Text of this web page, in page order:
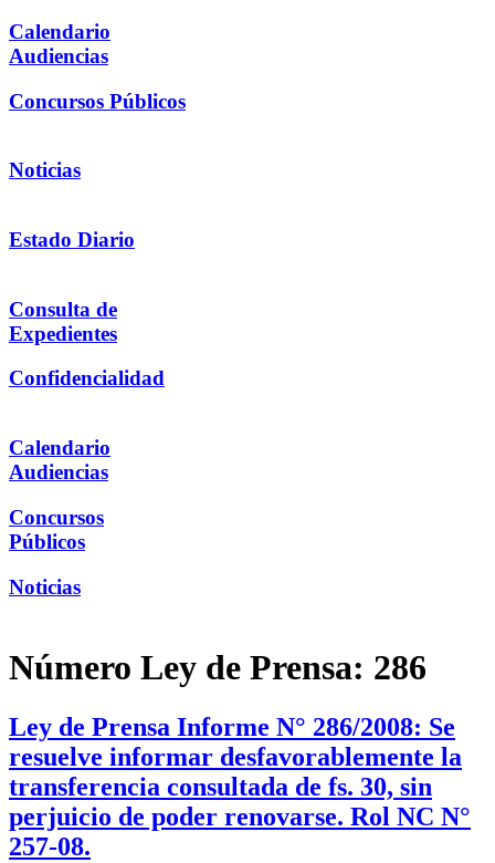
Calendario
Audiencias
Concursos Públicos
Noticias
Estado Diario
Consulta de
Expedientes
Confidencialidad
Calendario
Audiencias
Concursos
Públicos
Noticias
Número Ley de Prensa: 286
Ley de Prensa Informe N° 286/2008: Se
resuelve informar desfavorablemente la
transferencia consultada de fs. 30, sin
perjuicio de poder renovarse. Rol NC N°
257-08.